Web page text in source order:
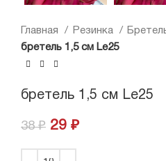
Главная Резинка
бретель 1,5 см Le25
бретель 1,5 см Le25
38₽ 29 ₽